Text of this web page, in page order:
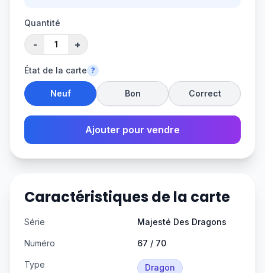
Quantité
- +
État de la carte ?
Neuf Bon Correct
Ajouter pour vendre
Caractéristiques de la carte
Série Majesté Des Dragons
Numéro 67 / 70
Type Dragon